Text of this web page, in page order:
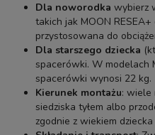
Dla noworodka wybierz
takich jak MOON
przystosowana do
Dla starszego dziecka
spacerówki. W modelach
spacerówki wynosi 22 kg.
Kierunek montażu: wiele
siedziska tyłem albo
zgodnie z wiekiem